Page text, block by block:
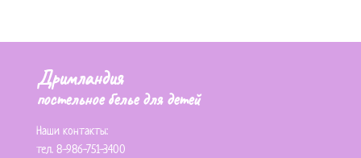
Дримландия
постельное белье для детей
Наши контакты:
тел. 8-986-751-3400